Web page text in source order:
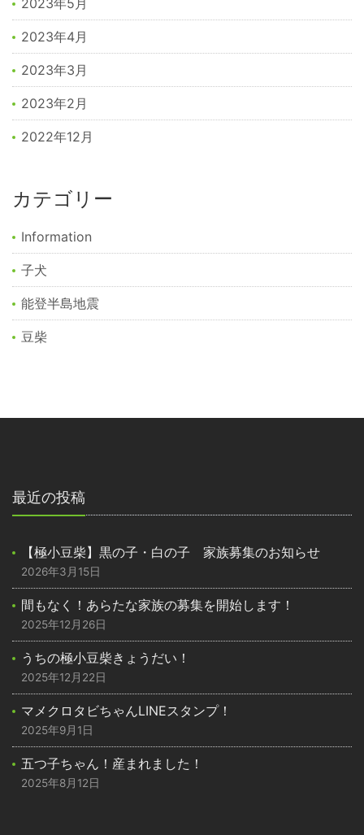
2023年4月
2023年3月
2023年2月
2022年12月
カテゴリー
Information
子犬
能登半島地震
豆柴
最近の投稿
【極小豆柴】黒の子・白の子 家族募集のお知らせ
2026年3月15日
間もなく！あらたな家族の募集を開始します！
2025年12月26日
うちの極小豆柴きょうだい！
2025年12月22日
マメクロタビちゃんLINEスタンプ！
2025年9月1日
五つ子ちゃん！産まれました！
2025年8月12日